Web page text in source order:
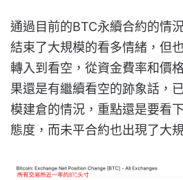
通過目前的BTC永續合約的情
結束了大規模的看多情緒，但
轉入到看空，從資金費率和價
果還是有繼續看空的跡象話，
模建倉的情況，重點還是要看
態度，而未平合約也出現了大